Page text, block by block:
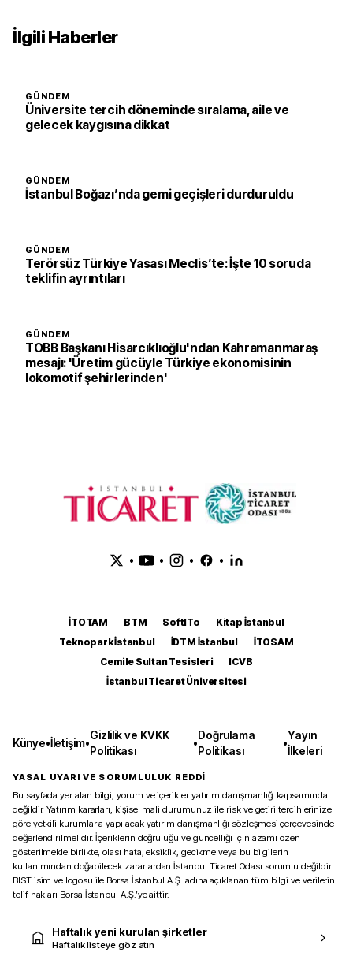
İlgili Haberler
GÜNDEM
Üniversite tercih döneminde sıralama, aile ve
gelecek kaygısına dikkat
GÜNDEM
İstanbul Boğazı’nda gemi geçişleri durduruldu
GÜNDEM
Terörsüz Türkiye Yasası Meclis’te: İşte 10 soruda
teklifin ayrıntıları
GÜNDEM
TOBB Başkanı Hisarcıklıoğlu'ndan Kahramanmaraş
mesajı: 'Üretim gücüyle Türkiye ekonomisinin
lokomotif şehirlerinden'
• • • •
İTOTAM BTM SoftITo
Kitap İstanbul
Teknopark İstanbul
İDTM İstanbul
İTOSAM
Cemile Sultan Tesisleri
ICVB
İstanbul Ticaret Üniversitesi
Künye•İletişim•
Gizlilik ve KVKK
Politikası
•
Doğrulama
Politikası
•
Yayın
İlkeleri
YASAL UYARI VE SORUMLULUK REDDİ
Bu sayfada yer alan bilgi, yorum ve içerikler yatırım danışmanlığı kapsamında
değildir. Yatırım kararları, kişisel mali durumunuz ile risk ve getiri tercihlerinize
göre yetkili kurumlarla yapılacak yatırım danışmanlığı sözleşmesi çerçevesinde
değerlendirilmelidir. İçeriklerin doğruluğu ve güncelliği için azami özen
gösterilmekle birlikte, olası hata, eksiklik, gecikme veya bu bilgilerin
kullanımından doğabilecek zararlardan İstanbul Ticaret Odası sorumlu değildir.
BIST isim ve logosu ile Borsa İstanbul A.Ş. adına açıklanan tüm bilgi ve verilerin
telif hakları Borsa İstanbul A.Ş.’ye aittir.
Haftalık yeni kurulan şirketler
Haftalık listeye göz atın